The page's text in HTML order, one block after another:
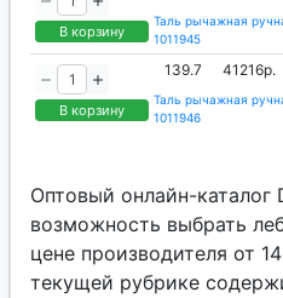
В корзину
Таль рычажная
1011945
В корзину
139.7 41216р.
Таль рычажная
1011946
Оптовый онлайн-каталог
возможность выбрать
цене производителя от
текущей рубрике